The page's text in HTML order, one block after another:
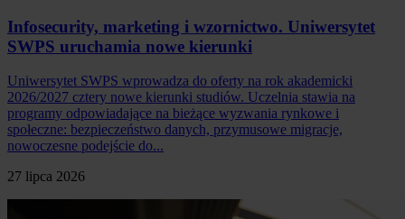
Infosecurity, marketing i wzornictwo. Uniwersytet
SWPS uruchamia nowe kierunki
Uniwersytet SWPS wprowadza do oferty na rok akademicki
2026/2027 cztery nowe kierunki studiów. Uczelnia stawia na
programy odpowiadające na bieżące wyzwania rynkowe i
społeczne: bezpieczeństwo danych, przymusowe migracje,
nowoczesne podejście do...
27 lipca 2026